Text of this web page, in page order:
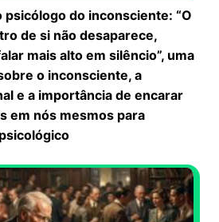
psicólogo do inconsciente: “O
de si não desaparece,
mais alto em silêncio”, uma
o inconsciente, a
e a importância de encarar
em nós mesmos para